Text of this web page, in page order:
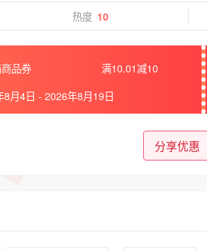
热度 10
品券
满10.01减10
8月4日 - 2026年8月19日
分享优惠